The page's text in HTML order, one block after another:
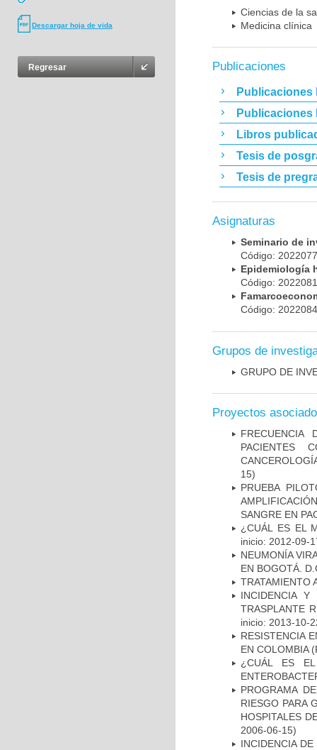
Descargar hoja de vida
Regresar
Ciencias de la
Medicina clínica
Publicaciones
Publicaciones
Publicaciones
Libros
Tesis de
Tesis de
Asignaturas
Seminario de
Código:
Epidemiología
Código:
Código:
Grupos de
GRUPO DE
Proyectos
FRECUENCIA
PACIENTES
15)
PRUEBA
SANGRE EN
¿CUÁL ES EL
inicio: 2012-09-
NEUMONÍA
EN BOGOTÁ.
TRATAMIENTO
INCIDENCIA Y
TRASPLANTE
inicio: 2013-10-
RESISTENCIA
EN COLOMBIA
¿CUÁL ES EL
PROGRAMA
RIESGO PARA
HOSPITALES
2006-06-15)
INCIDENCIA